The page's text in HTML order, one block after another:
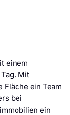
einem
Mit
Fläche ein Team
bei
ein